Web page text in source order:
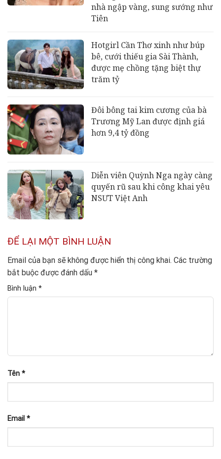
nhà ngập vàng, sung sướng như
Tiên
Hotgirl Cần Thơ xinh như búp
bê, cưới thiếu gia Sài Thành,
được mẹ chồng tặng biệt thự
trăm tỷ
Đôi bông tai kim cương của bà
Trương Mỹ Lan được định giá
hơn 9,4 tỷ đồng
Diễn viên Quỳnh Nga ngày càng
quyến rũ sau khi công khai yêu
NSƯT Việt Anh
ĐỂ LẠI MỘT BÌNH LUẬN
Email của bạn sẽ không được hiển thị công khai. Các trường
bắt buộc được đánh dấu *
Bình luận *
Tên *
Email *